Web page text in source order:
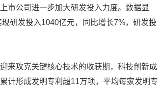
市公司进一步加大研发投入力度。数据显
研发投入1040亿元，同比增长7%，研发投
来攻克关键核心技术的收获期，科技创新成
计形成发明专利超11万项，平均每家发明专